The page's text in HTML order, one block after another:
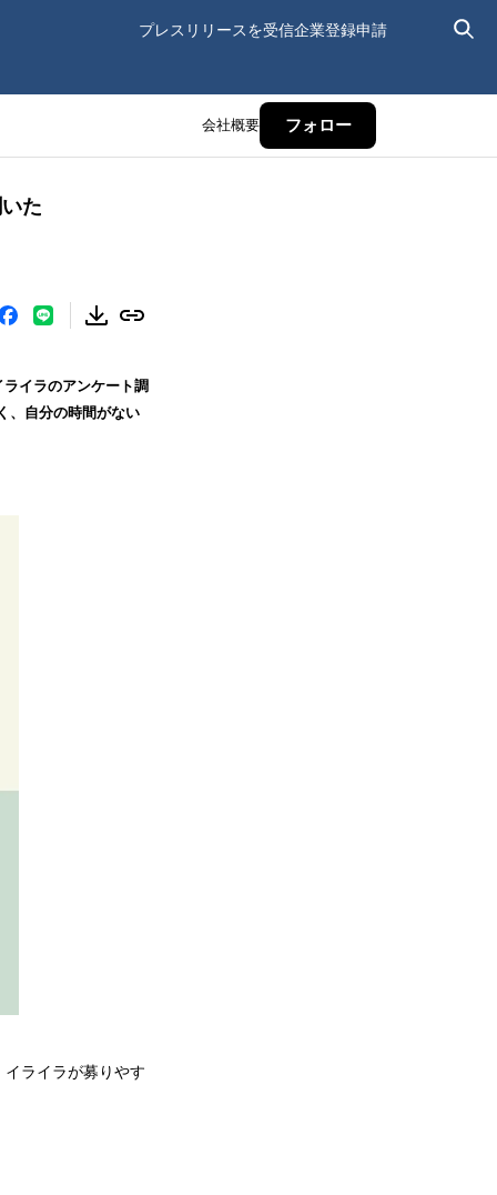
プレスリリースを受信企業登録申請
会社概要 フォロー
た
イラのアンケート調
、自分の時間がない
ライラが募りやす